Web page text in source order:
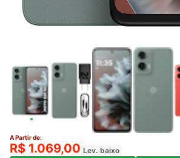
A Partir de:
R$ 1.069,00 Lev. baixo